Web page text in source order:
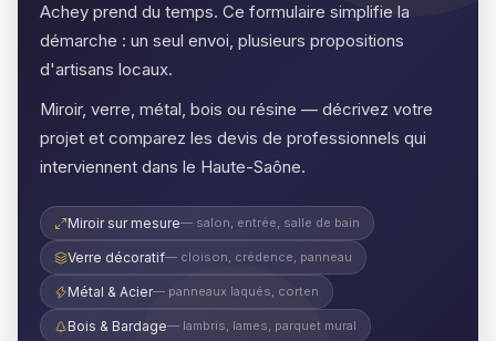
Achey prend du temps. Ce formulaire simplifie la
démarche : un seul envoi, plusieurs propositions
d'artisans locaux.
Miroir, verre, métal, bois ou résine — décrivez votre
projet et comparez les devis de professionnels qui
interviennent dans le Haute-Saône.
Miroir sur mesure— salon, entrée, salle de bain
Verre décoratif— cloison, crédence, panneau
Métal & Acier— panneaux laqués, corten
Bois & Bardage— lambris, lames, parquet mural